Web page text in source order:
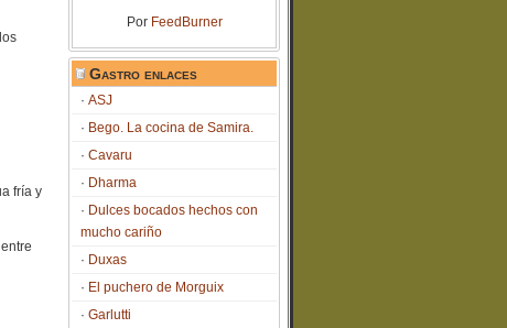
fría y
Por FeedBurner
Gastro enlaces
ASJ
Bego. La cocina de Samira.
Cavaru
Dharma
Dulces bocados hechos con
mucho cariño
Duxas
El puchero de Morguix
Garlutti